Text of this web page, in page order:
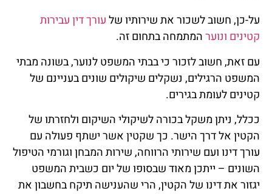
על-כן, חשוב לשכור את שירותיו שלעורך דין עבירות
קטינים ונוערהמתמחה בתחום זה.
עם זאת, חשוב לזכור כי בבתי המשפט לנוער, בשונה מבתי
המשפט הרגילים, נשקלים שיקולים שונים בעניינם של
קטינים לעומת בגירים.
ככלל, ניתן משקל בכורה לשיקולי השיקום ולחזרתו של
הקטין אל דרך הישר. כך שקטין אשר ישתף פעולה עם
עורך דינו ועם שירותי הרווחה, שירות המבחן וגורמי הטיפול
השונים – ייתכן מאוד שבסופו של יום כשבית המשפט
יגזור את דינו של הקטין, הרי שהענישה תיקח בחשבון את